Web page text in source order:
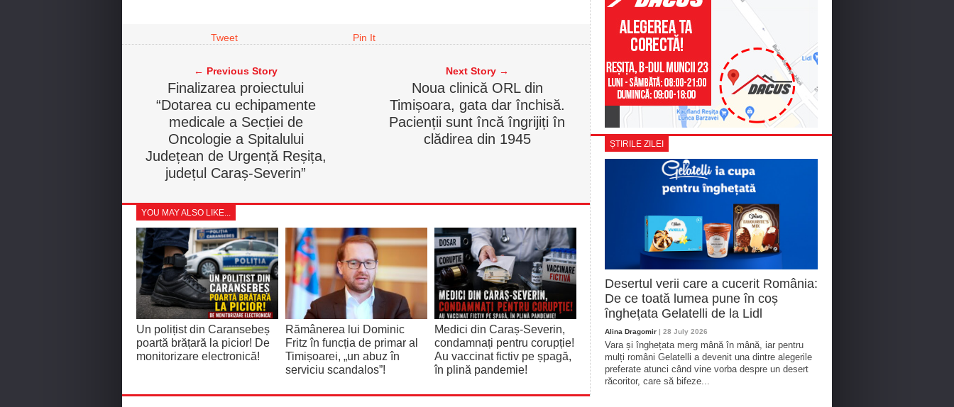
Tweet Pin It
← Previous Story
Finalizarea proiectului
“Dotarea cu echipamente
medicale a Secției de
Oncologie a Spitalului
Județean de Urgență Reșița,
județul Caraș-Severin”
Next Story →
Noua clinică ORL din
Timișoara, gata dar închisă.
Pacienții sunt încă îngrijiți în
clădirea din 1945
YOU MAY ALSO LIKE...
Un polițist din Caransebeș
poartă brățară la picior! De
monitorizare electronică!
Rămânerea lui Dominic
Fritz în funcția de primar al
Timișoarei, „un abuz în
serviciu scandalos”!
Medici din Caraș-Severin,
condamnați pentru corupție!
Au vaccinat fictiv pe șpagă,
în plină pandemie!
ȘTIRILE ZILEI
Desertul verii care a cucerit România:
De ce toată lumea pune în coș
înghețata Gelatelli de la Lidl
Alina Dragomir | 28 July 2026
Vara și înghețata merg mână în mână, iar pentru
mulți români Gelatelli a devenit una dintre alegerile
preferate atunci când vine vorba despre un desert
răcoritor, care să bifeze...